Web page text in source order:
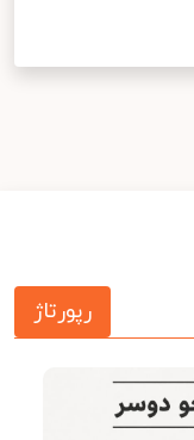
رپورتاژ